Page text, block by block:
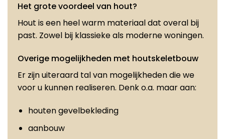
Het grote voordeel van hout?
Hout is een heel warm materiaal dat overal bij
past. Zowel bij klassieke als moderne woningen.
Overige mogelijkheden met houtskeletbouw
Er zijn uiteraard tal van mogelijkheden die we
voor u kunnen realiseren. Denk o.a. maar aan:
houten gevelbekleding
aanbouw